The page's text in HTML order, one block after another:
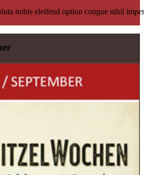
nobis eleifend option congue nihil